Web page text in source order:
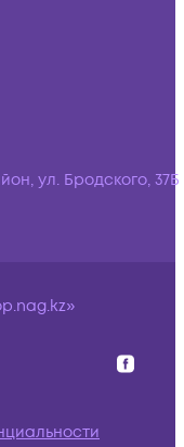
ул. Бродского, 37Б